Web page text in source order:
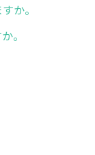
か。
。